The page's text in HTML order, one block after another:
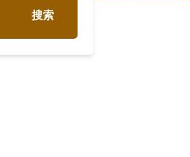
搜索